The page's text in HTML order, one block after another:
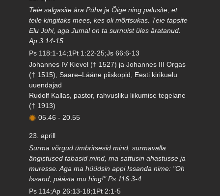
Teie salgasite ära Püha ja Õige ning palusite, et
teile kingitaks mees, kes oli mõrtsukas. Teie tapsite
Elu Juhi, aga Jumal on ta surnuist üles äratanud.
Ap 3:14-15
Ps 118:1-14;1Pt 1:22-25;Js 66:6-13
Johannes IV Kievel († 1527) ja Johannes III Orgas
(† 1515), Saare–Lääne piiskopid, Eesti kirikuelu
uuendajad
Rudolf Kallas, pastor, rahvusliku liikumise tegelane
(† 1913)
05.46 - 20.55
23. aprill
Surma võrgud ümbritsesid mind, surmavalla
ängistused tabasid mind, ma sattusin ahastusse ja
muresse. Aga ma hüüdsin appi Issanda nime: "Oh
Issand, päästa mu hing!" Ps 116:3-4
Ps 114;Ap 26:13-18;1Pt 2:1-5